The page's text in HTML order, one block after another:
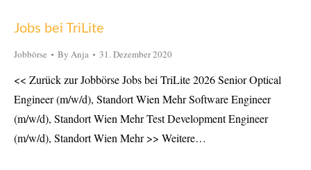
Jobs bei TriLite
Jobbörse By Anja 31. Dezember 2020
<< Zurück zur Jobbörse Jobs bei TriLite 2026 Senior Optical
Engineer (m/w/d), Standort Wien Mehr Software Engineer
(m/w/d), Standort Wien Mehr Test Development Engineer
(m/w/d), Standort Wien Mehr >> Weitere…